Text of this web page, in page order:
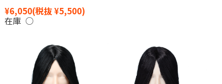
¥6,050(税抜 ¥5,500)
在庫 ○